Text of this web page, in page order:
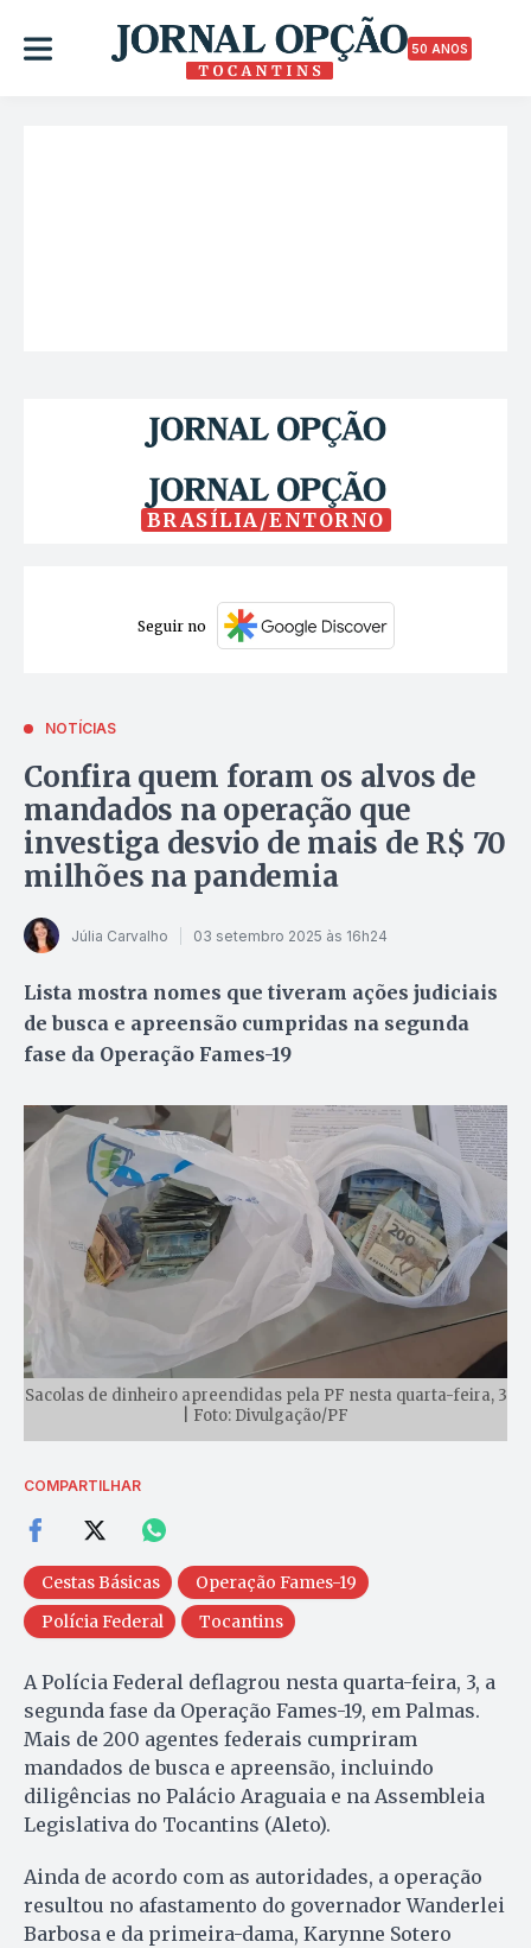
50 ANOS
BRASÍLIA/ENTORNO
Seguir no
NOTÍCIAS
Confira quem foram os alvos de
mandados na operação que
investiga desvio de mais de R$ 70
milhões na pandemia
Júlia Carvalho 03 setembro 2025 às 16h24
Lista mostra nomes que tiveram ações judiciais
de busca e apreensão cumpridas na segunda
fase da Operação Fames-19
Sacolas de dinheiro apreendidas pela PF nesta quarta-feira, 3
| Foto: Divulgação/PF
COMPARTILHAR
Cestas Básicas
Operação Fames-19
Polícia Federal
Tocantins
A Polícia Federal deflagrou nesta quarta-feira, 3, a
segunda fase da Operação Fames-19, em Palmas.
Mais de 200 agentes federais cumpriram
mandados de busca e apreensão, incluindo
diligências no Palácio Araguaia e na Assembleia
Legislativa do Tocantins (Aleto).
Ainda de acordo com as autoridades, a operação
resultou no afastamento do governador Wanderlei
Barbosa e da primeira-dama, Karynne Sotero